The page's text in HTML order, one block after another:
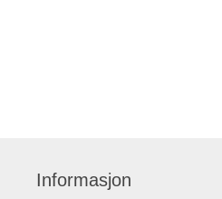
Informasjon